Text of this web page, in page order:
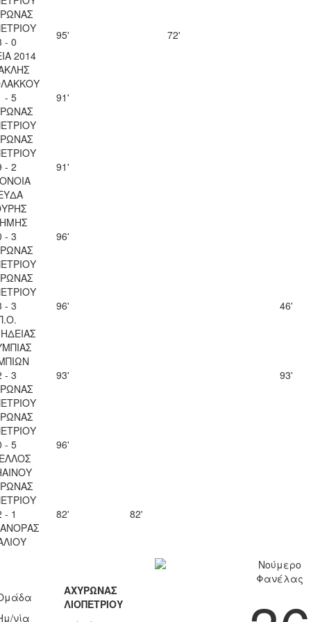
- 0
2014
95' 72'
- 5
91'
- 2
91'
- 3
96'
- 3
96' 46'
- 3
93' 93'
- 5
96'
- 1
82' 82'
ΑΧΥΡΩΝΑΣ
ΛΙΟΠΕΤΡΙΟΥ
νία
Νούμερο
Φανέλας